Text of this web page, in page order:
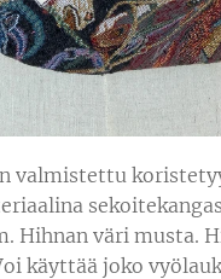
valmistettu
Hihnan väri musta.
käyttää joko